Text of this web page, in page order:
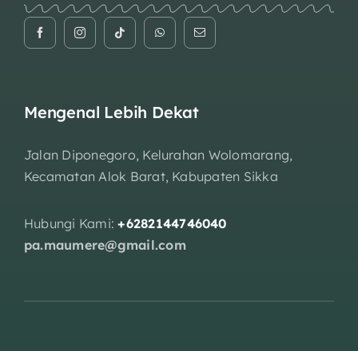
Mengenal Lebih Dekat
Jalan Diponegoro, Kelurahan Wolomarang,
Kecamatan Alok Barat, Kabupaten Sikka
Hubungi Kami:+6282144746040
pa.maumere@gmail.com